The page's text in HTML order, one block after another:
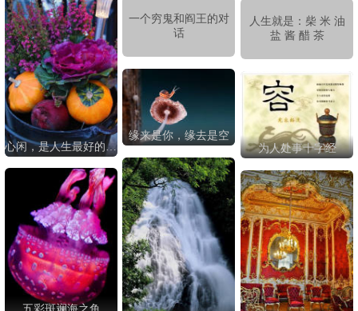
心闲，是人生最好的福气
一个穷鬼和阎王的对
话
人生就是：柴 米 油
盐 酱 醋 茶
缘来是你，缘去是空
为人处事十字经